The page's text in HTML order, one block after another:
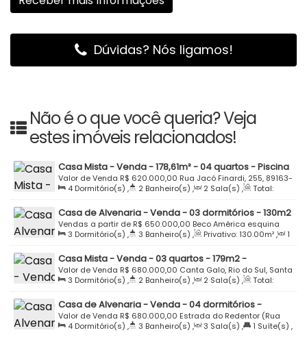
Dúvidas? Nós ligamos!
Não é o que você queria? Veja
estes imóveis relacionados!
Casa Mista - Venda - 178,61m² - 04 quartos - Piscina
- Rua Jacó Finardi - Canta Galo - Rio do Sul
R$ 620.000,00
Valor de Venda
Rua Jacó Finardi, 255, 89163-
089, Canta Galo, Rio do Sul, Santa Catarina, Brasil
4 Dormitório(s) , 2 Banheiro(s) , 2 Sala(s) ,
Total:
178.61m² , 1Vaga(s) , Terreno:375.00m²
Casa de Alvenaria - Venda - 03 dormitórios - 130m2
- Semi Mobiliada - Beco América - Rua Jacó Finardi
- Canta Galo - Rio do Sul
R$ 650.000,00
Vendas a partir de
Beco América esquina
Rua Jacó Finardi, 20, 89163-149, Canta Galo, Rio do Sul,
Santa Catarina, Brasil
3 Dormitório(s) , 3 Banheiro(s) , Privativo:130.00m²,
1
Sala(s) , 1Suíte(s) , Total:480.00m² , 1Vaga(s) ,
Útil:
480.00m², Terreno:480.00m²
Casa Mista - Venda - 03 quartos - 179m2 -
Investimento - Travessa Desiderio Finardi - Canta
Galo - Rio do Sul
R$ 680.000,00
Valor de Venda
Canta Galo, Rio do Sul, Santa
Catarina, Brasil
3 Dormitório(s) , 2 Banheiro(s) , 2 Sala(s) ,
Total:
250.00m², 2Vaga(s) , Terreno:450.00m²
Casa de Alvenaria - Venda - 04 dormitórios -
325m2 - Piscina - Semi Mobiliada - Estrada do
Redentor - Canta Galo - Rio do Sul
R$ 680.000,00
Valor de Venda
Estrada do Redentor (Rua
Particular), 89163-312, Canta Galo, Rio do Sul, Santa
4 Dormitório(s) , 3 Banheiro(s) , 3 Sala(s) , 1 Suíte(s) ,